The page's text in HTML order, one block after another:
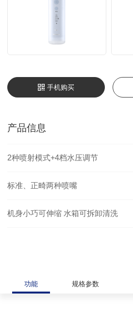
手机购买
产品信息
2种喷射模式+4档水压调节
标准、正畸两种喷嘴
机身小巧可伸缩 水箱可拆卸清洗
功能 规格参数